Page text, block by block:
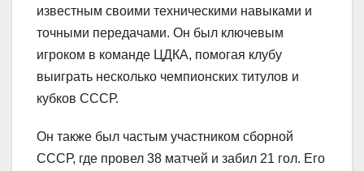
известным своими техническими навыками и
точными передачами. Он был ключевым
игроком в команде ЦДКА, помогая клубу
выиграть несколько чемпионских титулов и
кубков СССР.
Он также был частым участником сборной
СССР, где провел 38 матчей и забил 21 гол. Его